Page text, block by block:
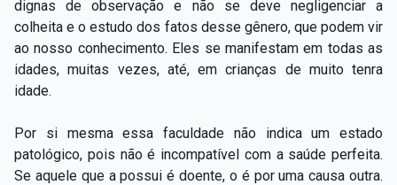
dignas de observação e não se deve negligenciar a
colheita e o estudo dos fatos desse gênero, que podem vir
ao nosso conhecimento. Eles se manifestam em todas as
idades, muitas vezes, até, em crianças de muito tenra
idade.
Por si mesma essa faculdade não indica um estado
patológico, pois não é incompatível com a saúde perfeita.
Se aquele que a possui é doente, o é por uma causa outra.